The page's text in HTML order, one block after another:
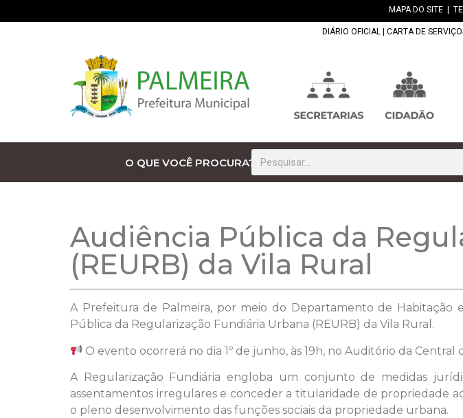
MAPA DO SITE
DIÁRIO OFICIAL CARTA DE
O QUE VOCÊ PROCURA?
Audiência Pública da
(REURB) da Vila Rural
A Prefeitura de Palmeira, por meio do Departamento de Habitação
Pública da Regularização Fundiária Urbana (REURB) da Vila Rural.
O evento ocorrerá no dia 1º de junho, às 19h, no Auditório da Central
A Regularização Fundiária engloba um conjunto de medidas
assentamentos irregulares e conceder a titularidade de propriedade
o pleno desenvolvimento das funções sociais da propriedade urbana.